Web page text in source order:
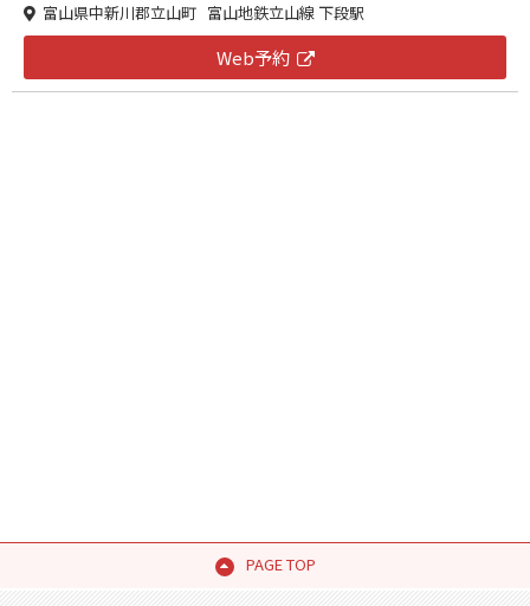
富山県中新川郡立山町 富山地鉄立山線 下段駅
Web予約
PAGE TOP